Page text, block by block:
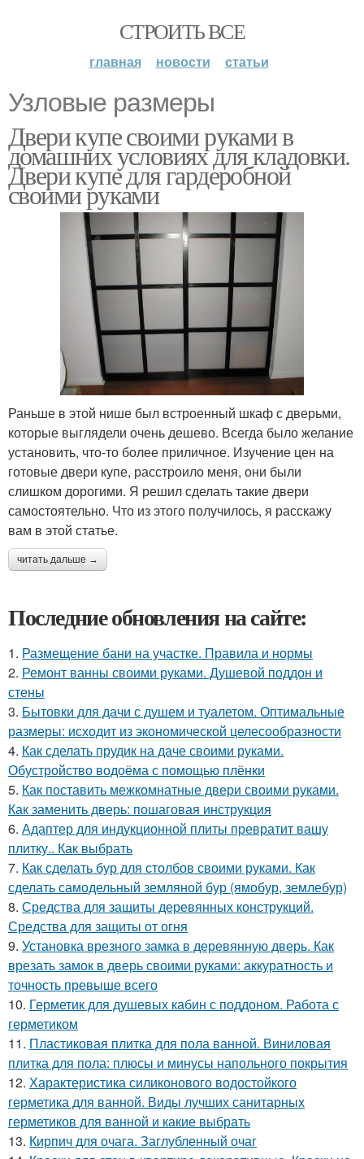
СТРОИТЬ ВСЕ
главная новости статьи
Узловые размеры
Двери купе своими руками в
домашних условиях для кладовки.
Двери купе для гардеробной
своими руками
Раньше в этой нише был встроенный шкаф с дверьми,
которые выглядели очень дешево. Всегда было желание
установить, что-то более приличное. Изучение цен на
готовые двери купе, расстроило меня, они были
слишком дорогими. Я решил сделать такие двери
самостоятельно. Что из этого получилось, я расскажу
вам в этой статье.
читать дальше →
Последние обновления на сайте:
1. Размещение бани на участке. Правила и нормы
2. Ремонт ванны своими руками. Душевой поддон и
стены
3. Бытовки для дачи с душем и туалетом. Оптимальные
размеры: исходит из экономической целесообразности
4. Как сделать прудик на даче своими руками.
Обустройство водоёма с помощью плёнки
5. Как поставить межкомнатные двери своими руками.
Как заменить дверь: пошаговая инструкция
6. Адаптер для индукционной плиты превратит вашу
плитку.. Как выбрать
7. Как сделать бур для столбов своими руками. Как
сделать самодельный земляной бур (ямобур, землебур)
8. Средства для защиты деревянных конструкций.
Средства для защиты от огня
9. Установка врезного замка в деревянную дверь. Как
врезать замок в дверь своими руками: аккуратность и
точность превыше всего
10. Герметик для душевых кабин с поддоном. Работа с
герметиком
11. Пластиковая плитка для пола ванной. Виниловая
плитка для пола: плюсы и минусы напольного покрытия
12. Характеристика силиконового водостойкого
герметика для ванной. Виды лучших санитарных
герметиков для ванной и какие выбрать
13. Кирпич для очага. Заглубленный очаг